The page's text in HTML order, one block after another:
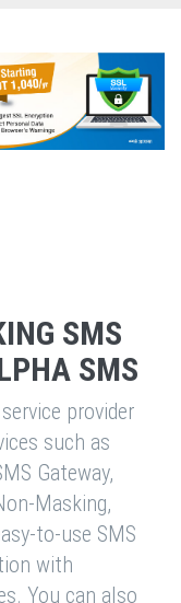
SMS
SMS
provider
such as
Gateway,
Masking,
to-use SMS
with
You can also